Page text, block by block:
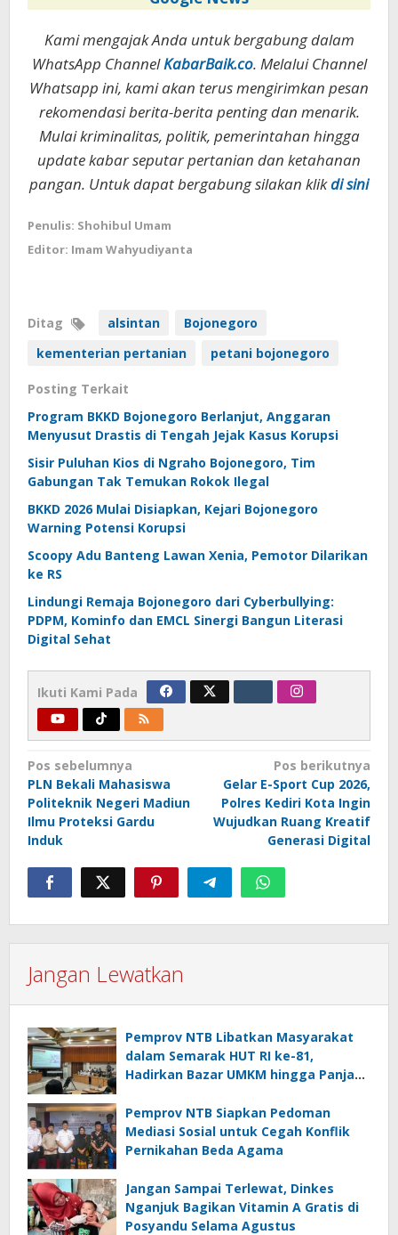
Kami mengajak Anda untuk bergabung dalam
WhatsApp ChannelKabarBaik.co. Melalui Channel
Whatsapp ini, kami akan terus mengirimkan pesan
rekomendasi berita-berita penting dan menarik.
Mulai kriminalitas, politik, pemerintahan hingga
update kabar seputar pertanian dan ketahanan
pangan. Untuk dapat bergabung silakan klikdi sini
Penulis: Shohibul Umam
Editor: Imam Wahyudiyanta
Ditag alsintan
Bojonegoro
kementerian pertanian
petani bojonegoro
Posting Terkait
Program BKKD Bojonegoro Berlanjut, Anggaran
Menyusut Drastis di Tengah Jejak Kasus Korupsi
Sisir Puluhan Kios di Ngraho Bojonegoro, Tim
Gabungan Tak Temukan Rokok Ilegal
BKKD 2026 Mulai Disiapkan, Kejari Bojonegoro
Warning Potensi Korupsi
Scoopy Adu Banteng Lawan Xenia, Pemotor Dilarikan
ke RS
Lindungi Remaja Bojonegoro dari Cyberbullying:
PDPM, Kominfo dan EMCL Sinergi Bangun Literasi
Digital Sehat
Ikuti Kami Pada
Navigasi
pos
Pos sebelumnya
PLN Bekali Mahasiswa
Politeknik Negeri Madiun
Ilmu Proteksi Gardu
Induk
Pos berikutnya
Gelar E-Sport Cup 2026,
Polres Kediri Kota Ingin
Wujudkan Ruang Kreatif
Generasi Digital
Jangan Lewatkan
Pemprov NTB Libatkan Masyarakat
dalam Semarak HUT RI ke-81,
Hadirkan Bazar UMKM hingga Panjat
Pemprov NTB Siapkan Pedoman
Mediasi Sosial untuk Cegah Konflik
Pernikahan Beda Agama
Jangan Sampai Terlewat, Dinkes
Nganjuk Bagikan Vitamin A Gratis di
Posyandu Selama Agustus